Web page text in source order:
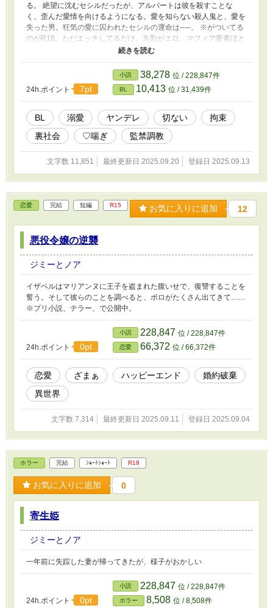
る。 絶望に沈むセシルだったが、アルバートは彼を殺すことな
く、歪んだ愛情を向けるようになる。愛を知らない殺人鬼と、愛を
失った男。狂気の愛に囚われたセシルの運命は──。 ※がついてる
のがR18。ただエッチしてるだけ。九割がエロ。マフィア要素ほと
んどない。終わり方はバッドエンドです。あまり良い終わり方はし
ません
24h.ポイント 7pt
小説 38,278 位 / 228,847件
BL 10,413 位 / 31,439件
BL 溺愛 ヤンデレ 切ない
拘束
裏社会
♡喘ぎ 監禁調教
文字数 11,851 最終更新日 2025.09.20 登録日 2025.09.13
恋愛 完結 短編 R15 お気に入りに追加 12
悪役令嬢の逆襲
ジミーとノア
イザベルはマリアンヌに王子を盗まれた腹いせで、復讐することを
誓う。そして彼らのことを調べると、ボロがたくさん出てきて……
※プリ小説、テラー、で公開中。
24h.ポイント 0pt
小説 228,847 位 / 228,847件
恋愛 66,372 位 / 66,372件
恋愛 ざまぁ ハッピーエンド
婚約破棄
異世界
文字数 7,314 最終更新日 2025.09.11 登録日 2025.09.04
ホラー 完結 ｼｮｰﾄｼｮｰﾄ R18
お気に入りに追加 0
寄生姫
ジミーとノア
一年前に失踪した妻が帰ってきたが、様子がおかしい
24h.ポイント 0pt
小説 228,847 位 / 228,847件
ホラー 8,508 位 / 8,508件